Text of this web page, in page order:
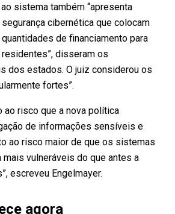
sistema também “apresenta
cibernética que colocam
de financiamento para
disseram os
dos estados. O juiz considerou os
fortes”.
ao risco que a nova política
de informações sensíveis e
ao risco maior de que os sistemas
vulneráveis do que antes a
escreveu Engelmayer.
agora